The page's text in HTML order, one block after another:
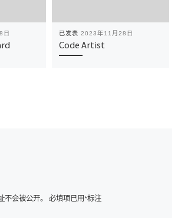
日 已发表 2023年11月28日
Code Artist
不会被公开。 必填项已用*标注